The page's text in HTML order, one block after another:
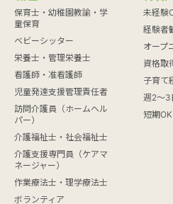
保育士・幼稚園教諭・学
童保育
ベビーシッター
栄養士・管理栄養士
看護師・准看護師
児童発達支援管理責任者
訪問介護員（ホームヘル
パー）
介護福祉士・社会福祉士
介護支援専門員（ケアマ
ネージャー）
作業療法士・理学療法士
ボランティア
未経験
経験者
オープ
資格取
子育て
週2～3
短期OK